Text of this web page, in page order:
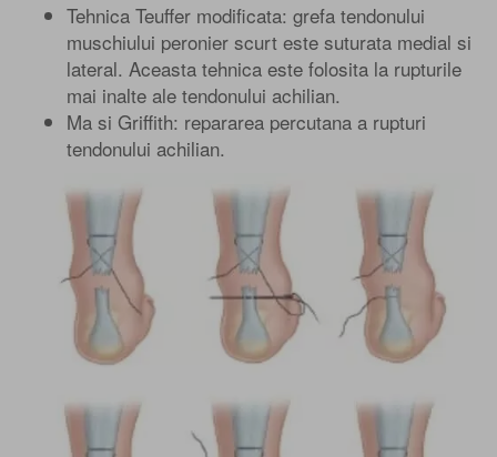
Tehnica Teuffer modificata: grefa tendonului
muschiului peronier scurt este suturata medial si
lateral. Aceasta tehnica este folosita la rupturile
mai inalte ale tendonului achilian.
Ma si Griffith: repararea percutana a rupturi
tendonului achilian.